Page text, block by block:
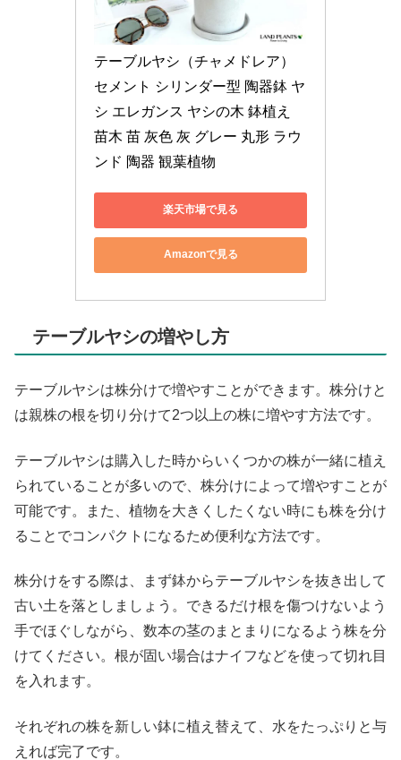
テーブルヤシ（チャメドレア）
セメント シリンダー型 陶器鉢 ヤ
シ エレガンス ヤシの木 鉢植え
苗木 苗 灰色 灰 グレー 丸形 ラウ
ンド 陶器 観葉植物
楽天市場で見る
Amazonで見る
テーブルヤシの増やし方
テーブルヤシは株分けで増やすことができます。株分けと
は親株の根を切り分けて2つ以上の株に増やす方法です。
テーブルヤシは購入した時からいくつかの株が一緒に植え
られていることが多いので、株分けによって増やすことが
可能です。また、植物を大きくしたくない時にも株を分け
ることでコンパクトになるため便利な方法です。
株分けをする際は、まず鉢からテーブルヤシを抜き出して
古い土を落としましょう。できるだけ根を傷つけないよう
手でほぐしながら、数本の茎のまとまりになるよう株を分
けてください。根が固い場合はナイフなどを使って切れ目
を入れます。
それぞれの株を新しい鉢に植え替えて、水をたっぷりと与
えれば完了です。